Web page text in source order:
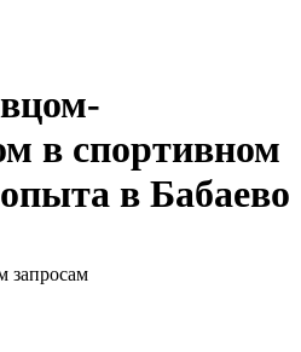
в спортивном
в Бабаево
запросам